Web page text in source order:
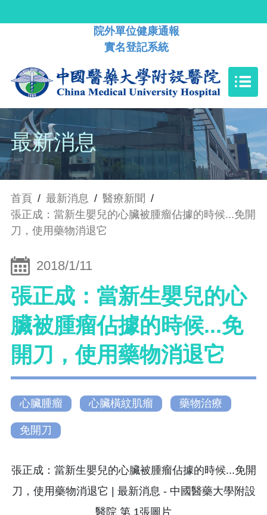
院外單位健康通報
實名登記系統
最新消息
首頁 / 最新消息 / 醫療新聞 /
張正成：當新生嬰兒的心臟被腫瘤佔據的時候...免開
刀，使用藥物消退它
2018/1/11
張正成：當新生嬰兒的心
臟被腫瘤佔據的時候...免
開刀，使用藥物消退它
心臟腫瘤 心臟橫紋肌瘤 藥物治療
免開刀